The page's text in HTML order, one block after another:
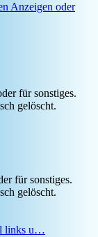
Anzeigen oder
für sonstiges.
gelöscht.
für sonstiges.
gelöscht.
links u…